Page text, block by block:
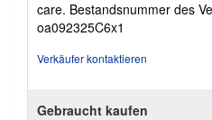
care. Bestandsnummer des
oa092325C6x1
Verkäufer kontaktieren
Gebraucht kaufen